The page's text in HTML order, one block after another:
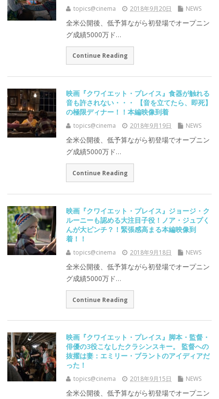
topics@cinema 2018年9月20日 NEWS
全米公開後、低予算ながら初登場でオープニン
グ成績5000万ド…
Continue Reading
映画『クワイエット・プレイス』食器が触れる
音も許されない・・・ 【音を立てたら、即死】
の極限ディナー！！本編映像到着
topics@cinema 2018年9月19日 NEWS
全米公開後、低予算ながら初登場でオープニン
グ成績5000万ド…
Continue Reading
映画『クワイエット・プレイス』ジョージ・ク
ルーニーも認める大注目子役！ノア・ジュプく
んが大ピンチ？！緊張感高まる本編映像到
着！！
topics@cinema 2018年9月18日 NEWS
全米公開後、低予算ながら初登場でオープニン
グ成績5000万ド…
Continue Reading
映画『クワイエット・プレイス』脚本・監督・
俳優の3役こなしたクラシンスキー。 監督への
抜擢は妻：エミリー・ブラントのアイディアだ
った！
topics@cinema 2018年9月15日 NEWS
全米公開後、低予算ながら初登場でオープニン